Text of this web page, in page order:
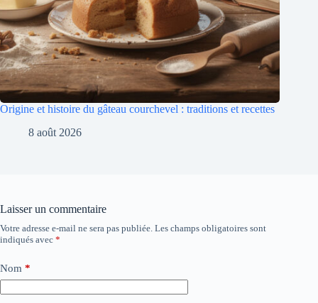
Origine et histoire du gâteau courchevel : traditions et recettes
8 août 2026
Laisser un commentaire
Votre adresse e-mail ne sera pas publiée. Les champs obligatoires sont
indiqués avec *
Nom *